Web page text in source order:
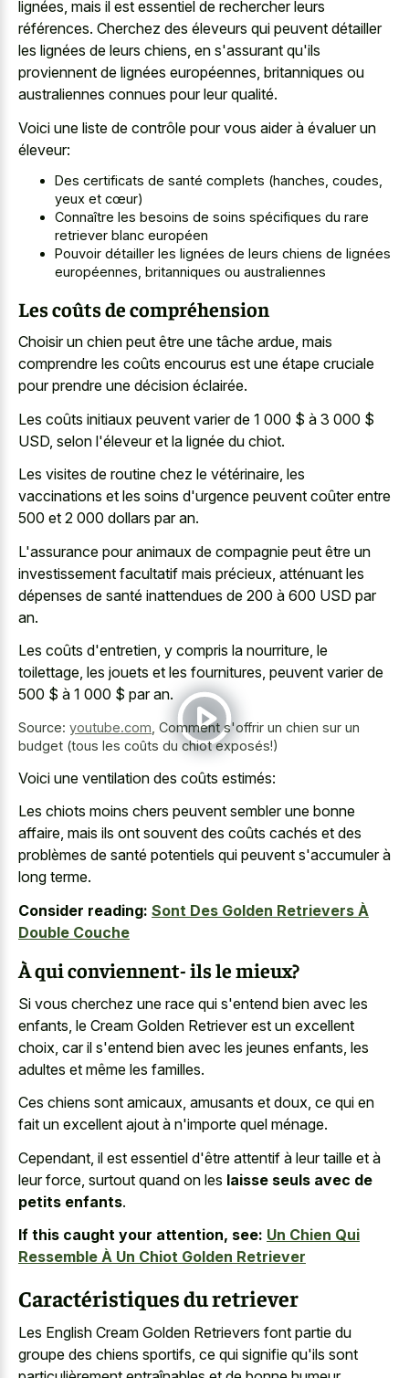
lignées, mais il est essentiel de rechercher leurs
références. Cherchez des éleveurs qui peuvent détailler
les lignées de leurs chiens, en s'assurant qu'ils
proviennent de lignées européennes, britanniques ou
australiennes connues pour leur qualité.
Voici une liste de contrôle pour vous aider à évaluer un
éleveur:
Des certificats de santé complets (hanches, coudes,
yeux et cœur)
Connaître les besoins de soins spécifiques du rare
retriever blanc européen
Pouvoir détailler les lignées de leurs chiens de lignées
européennes, britanniques ou australiennes
Les coûts de compréhension
Choisir un chien peut être une tâche ardue, mais
comprendre les coûts encourus est une étape cruciale
pour prendre une décision éclairée.
Les coûts initiaux peuvent varier de 1 000 $ à 3 000 $
USD, selon l'éleveur et la lignée du chiot.
Les visites de routine chez le vétérinaire, les
vaccinations et les soins d'urgence peuvent coûter entre
500 et 2 000 dollars par an.
L'assurance pour animaux de compagnie peut être un
investissement facultatif mais précieux, atténuant les
dépenses de santé inattendues de 200 à 600 USD par
an.
Les coûts d'entretien, y compris la nourriture, le
toilettage, les jouets et les fournitures, peuvent varier de
500 $ à 1 000 $ par an.
Source: youtube.com, Comment s'offrir un chien sur un
budget (tous les coûts du chiot exposés!)
Voici une ventilation des coûts estimés:
Les chiots moins chers peuvent sembler une bonne
affaire, mais ils ont souvent des coûts cachés et des
problèmes de santé potentiels qui peuvent s'accumuler à
long terme.
Consider reading: Sont Des Golden Retrievers À
Double Couche
À qui conviennent- ils le mieux?
Si vous cherchez une race qui s'entend bien avec les
enfants, le Cream Golden Retriever est un excellent
choix, car il s'entend bien avec les jeunes enfants, les
adultes et même les familles.
Ces chiens sont amicaux, amusants et doux, ce qui en
fait un excellent ajout à n'importe quel ménage.
Cependant, il est essentiel d'être attentif à leur taille et à
leur force, surtout quand on les laisse seuls avec de
petits enfants.
If this caught your attention, see: Un Chien Qui
Ressemble À Un Chiot Golden Retriever
Caractéristiques du retriever
Les English Cream Golden Retrievers font partie du
groupe des chiens sportifs, ce qui signifie qu'ils sont